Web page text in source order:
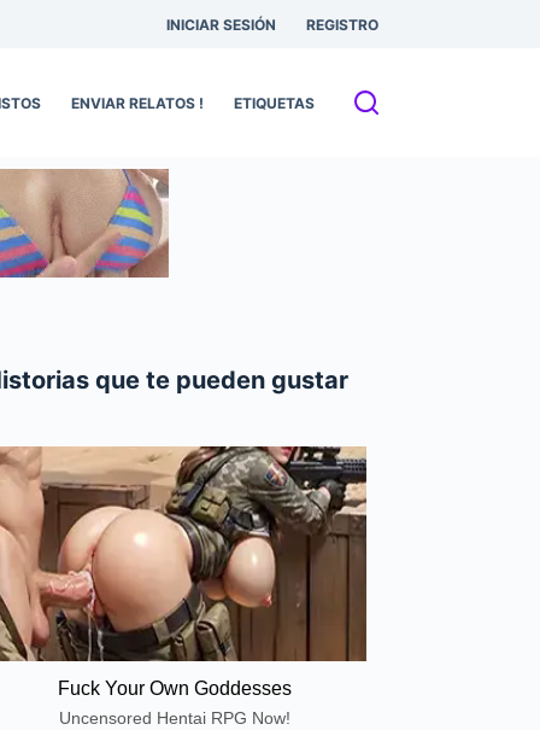
INICIAR SESIÓN REGISTRO
ENVIAR RELATOS ! ETIQUETAS
que te pueden gustar
Fuck Your Own Goddesses
Uncensored Hentai RPG Now!